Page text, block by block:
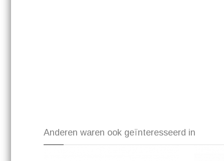
Anderen waren ook geïnteresseerd in